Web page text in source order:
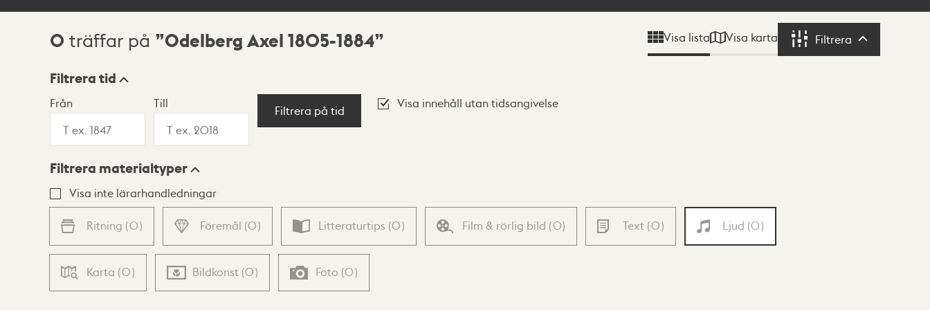
Sökresultat
0 träffar på Odelberg Axel 1805-1884 Visa lista Visa karta Filtrera Filtrera
Visningsläge
Lista Karta
Filtrera tid
Från Till
Filtrera på tid
Visa innehåll utan tidsangivelse
Filtrera materialtyper
Visa inte lärarhandledningar
Ritning (0) Föremål (0) Litteraturtips (0) Film & rörlig bild (0) Text (0) Ljud (0)
Karta (0) Bildkonst (0) Foto (0)